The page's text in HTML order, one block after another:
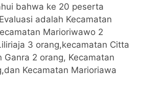
bahwa ke 20 peserta
adalah Kecamatan
Marioriwawo 2
3 orang,kecamatan Citta
Ganra 2 orang, Kecamatan
Kecamatan Marioriawa